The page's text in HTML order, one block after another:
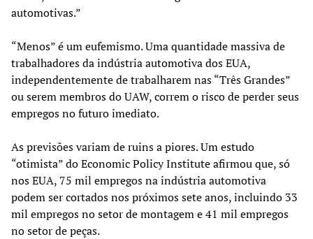
automotivas.”
“Menos” é um eufemismo. Uma quantidade massiva de
trabalhadores da indústria automotiva dos EUA,
independentemente de trabalharem nas “Três Grandes”
ou serem membros do UAW, correm o risco de perder seus
empregos no futuro imediato.
As previsões variam de ruins a piores. Um estudo
“otimista” do Economic Policy Institute afirmou que, só
nos EUA, 75 mil empregos na indústria automotiva
podem ser cortados nos próximos sete anos, incluindo 33
mil empregos no setor de montagem e 41 mil empregos
no setor de peças.